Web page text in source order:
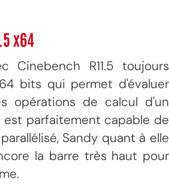
x64
Cinebench R11.5 toujours
bits qui permet d'évaluer
opérations de calcul d'un
est parfaitement capable de
Sandy quant à elle
la barre très haut pour